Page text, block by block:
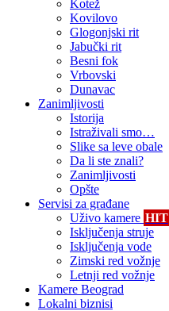
Kotež
Kovilovo
Glogonjski rit
Jabučki rit
Besni fok
Vrbovski
Dunavac
Zanimljivosti
Istorija
Istraživali smo…
Slike sa leve obale
Da li ste znali?
Zanimljivosti
Opšte
Servisi za građane
Uživo kamere HIT
Isključenja struje
Isključenja vode
Zimski red vožnje
Letnji red vožnje
Kamere Beograd
Lokalni biznisi